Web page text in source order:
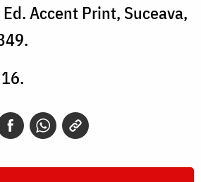
Accent Print, Suceava,